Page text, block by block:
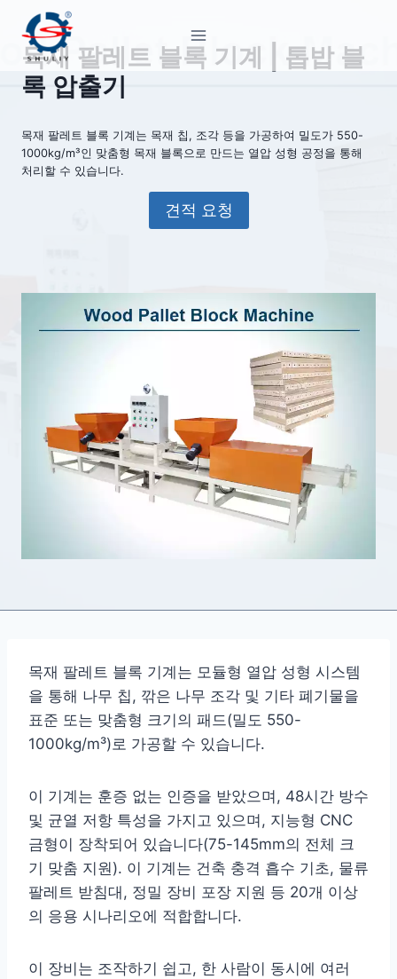
content
목재 팔레트 블록 기계 | 톱밥 블
록 압출기
목재 팔레트 블록 기계는 목재 칩, 조각 등을 가공하여 밀도가 550-
1000kg/m³인 맞춤형 목재 블록으로 만드는 열압 성형 공정을 통해
처리할 수 있습니다.
견적 요청
목재 팔레트 블록 기계는 모듈형 열압 성형 시스템
을 통해 나무 칩, 깎은 나무 조각 및 기타 폐기물을
표준 또는 맞춤형 크기의 패드(밀도 550-
1000kg/m³)로 가공할 수 있습니다.
이 기계는 훈증 없는 인증을 받았으며, 48시간 방수
및 균열 저항 특성을 가지고 있으며, 지능형 CNC
금형이 장착되어 있습니다(75-145mm의 전체 크
기 맞춤 지원). 이 기계는 건축 충격 흡수 기초, 물류
팔레트 받침대, 정밀 장비 포장 지원 등 20개 이상
의 응용 시나리오에 적합합니다.
이 장비는 조작하기 쉽고, 한 사람이 동시에 여러